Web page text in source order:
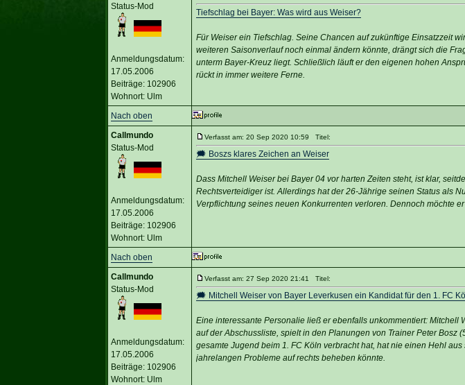
Status-Mod
Anmeldungsdatum:
17.05.2006
Beiträge: 102906
Wohnort: Ulm
Tiefschlag bei Bayer: Was wird aus Weiser?
Für Weiser ein Tiefschlag. Seine Chancen auf zukünftige Einsatzzeit
weiteren Saisonverlauf noch einmal ändern könnte, drängt sich die
unterm Bayer-Kreuz liegt. Schließlich läuft er den eigenen hohen
rückt in immer weitere Ferne.
Nach oben
Callmundo
Status-Mod
Anmeldungsdatum:
17.05.2006
Beiträge: 102906
Wohnort: Ulm
Verfasst am: 20 Sep 2020 10:59 Titel:
🗯️ Boszs klares Zeichen an Weiser
Dass Mitchell Weiser bei Bayer 04 vor harten Zeiten steht, ist klar,
Rechtsverteidiger ist. Allerdings hat der 26-Jährige seinen Status als
Verpflichtung seines neuen Konkurrenten verloren. Dennoch möchte
Nach oben
Callmundo
Status-Mod
Anmeldungsdatum:
17.05.2006
Beiträge: 102906
Wohnort: Ulm
Verfasst am: 27 Sep 2020 21:41 Titel:
🗯️ Mitchell Weiser von Bayer Leverkusen ein Kandidat für den 1. FC
Eine interessante Personalie ließ er ebenfalls unkommentiert: Mitchell
auf der Abschussliste, spielt in den Planungen von Trainer Peter Bosz
gesamte Jugend beim 1. FC Köln verbracht hat, hat nie einen Hehl
jahrelangen Probleme auf rechts beheben könnte.